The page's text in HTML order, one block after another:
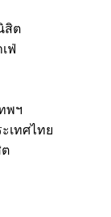
สิต
ฟ่
พฯ
เทศไทย